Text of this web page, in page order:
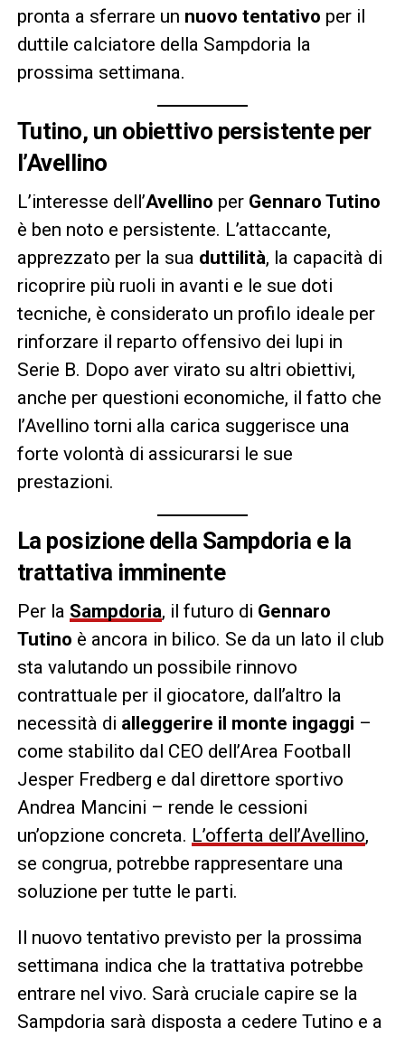
pronta a sferrare un nuovo tentativo per il
duttile calciatore della Sampdoria la
prossima settimana.
Tutino, un obiettivo persistente per
l’Avellino
L’interesse dell’Avellino per Gennaro Tutino
è ben noto e persistente. L’attaccante,
apprezzato per la sua duttilità, la capacità di
ricoprire più ruoli in avanti e le sue doti
tecniche, è considerato un profilo ideale per
rinforzare il reparto offensivo dei lupi in
Serie B. Dopo aver virato su altri obiettivi,
anche per questioni economiche, il fatto che
l’Avellino torni alla carica suggerisce una
forte volontà di assicurarsi le sue
prestazioni.
La posizione della Sampdoria e la
trattativa imminente
Per la Sampdoria, il futuro di Gennaro
Tutino è ancora in bilico. Se da un lato il club
sta valutando un possibile rinnovo
contrattuale per il giocatore, dall’altro la
necessità di alleggerire il monte ingaggi –
come stabilito dal CEO dell’Area Football
Jesper Fredberg e dal direttore sportivo
Andrea Mancini – rende le cessioni
un’opzione concreta. L’offerta dell’Avellino,
se congrua, potrebbe rappresentare una
soluzione per tutte le parti.
Il nuovo tentativo previsto per la prossima
settimana indica che la trattativa potrebbe
entrare nel vivo. Sarà cruciale capire se la
Sampdoria sarà disposta a cedere Tutino e a